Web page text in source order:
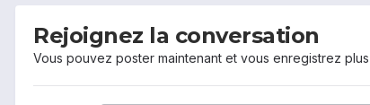
Rejoignez la conversation
Vous pouvez poster maintenant et vous enregistrez